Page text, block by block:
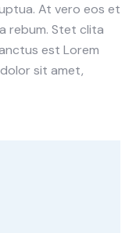
At vero eos et
rebum. Stet clita
est Lorem
sit amet,